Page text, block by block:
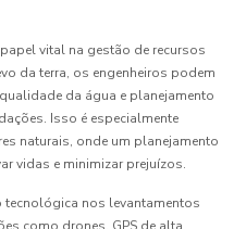
vital na gestão de recursos
da terra, os engenheiros podem
da água e planejamento
Isso é especialmente
naturais, onde um planejamento
vidas e minimizar prejuízos.
nos levantamentos
como drones, GPS de alta